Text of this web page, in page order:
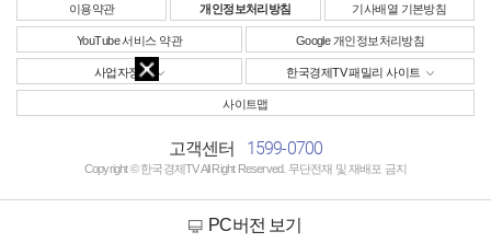
이용약관 개인정보처리방침 기사배열 기본방침
YouTube 서비스 약관 Google 개인정보처리방침
사업자정보 한국경제TV 패밀리 사이트
사이트맵
고객센터 1599-0700
Copyright © 한국경제TV All Right Reserved. 무단전재 및 재배포 금지
PC버전 보기